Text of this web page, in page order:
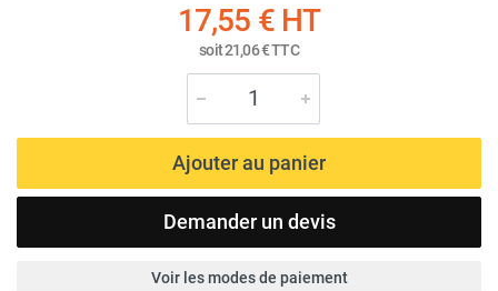
17,55 €HT
soit21,06 €TTC
Ajouter au panier
Demander un devis
Voir les modes de paiement